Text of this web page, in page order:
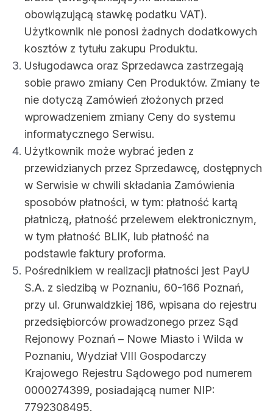
obowiązującą stawkę podatku VAT).
Użytkownik nie ponosi żadnych dodatkowych
kosztów z tytułu zakupu Produktu.
Usługodawca oraz Sprzedawca zastrzegają
sobie prawo zmiany Cen Produktów. Zmiany te
nie dotyczą Zamówień złożonych przed
wprowadzeniem zmiany Ceny do systemu
informatycznego Serwisu.
Użytkownik może wybrać jeden z
przewidzianych przez Sprzedawcę, dostępnych
w Serwisie w chwili składania Zamówienia
sposobów płatności, w tym: płatność kartą
płatniczą, płatność przelewem elektronicznym,
w tym płatność BLIK, lub płatność na
podstawie faktury proforma.
Pośrednikiem w realizacji płatności jest PayU
S.A. z siedzibą w Poznaniu, 60-166 Poznań,
przy ul. Grunwaldzkiej 186, wpisana do rejestru
przedsiębiorców prowadzonego przez Sąd
Rejonowy Poznań – Nowe Miasto i Wilda w
Poznaniu, Wydział VIII Gospodarczy
Krajowego Rejestru Sądowego pod numerem
0000274399, posiadającą numer NIP:
7792308495.